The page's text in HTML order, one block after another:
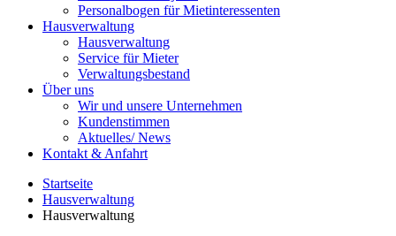
Personalbogen für Mietinteressenten
Hausverwaltung
Hausverwaltung
Service für Mieter
Verwaltungsbestand
Über uns
Wir und unsere Unternehmen
Kundenstimmen
Aktuelles/ News
Kontakt & Anfahrt
Startseite
Hausverwaltung
Hausverwaltung